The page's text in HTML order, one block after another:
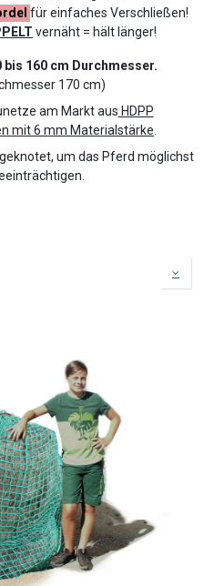
für einfaches Verschließen!
vernäht = hält länger!
bis 160 cm Durchmesser.
170 cm)
am Markt aus HDPP
mit 6 mm Materialstärke
um das Pferd möglichst